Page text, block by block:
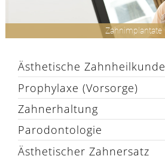
Zahnimplantate
Ästhetische Zahnheilkunde
Prophylaxe (Vorsorge)
Zahnerhaltung
Parodontologie
Ästhetischer Zahnersatz